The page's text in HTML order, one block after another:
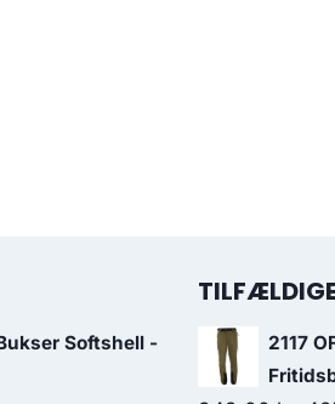
Softshell -
2117